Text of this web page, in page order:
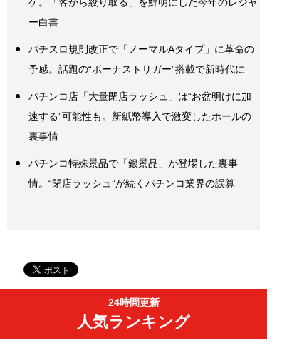
ー白書
パチスロ規則改正で「ノーマルAタイプ」に革命の
予感。話題の“ボーナストリガー”搭載で新時代に
パチンコ店「大量閉店ラッシュ」は“お盆明けに加
速する”可能性も。新紙幣導入で激変したホールの
裏事情
パチンコ特殊景品で「銀景品」が登場した裏事
情。“閉店ラッシュ”が続くパチンコ業界の誤算
24時間更新
人気ランキング